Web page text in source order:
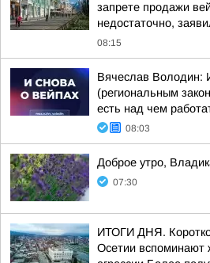
запрете продажи
недостаточно,
08:15
Вячеслав
(региональным
есть над чем
08:03
Доброе утро,
07:30
ИТОГИ ДНЯ.
Осетии вспоминают